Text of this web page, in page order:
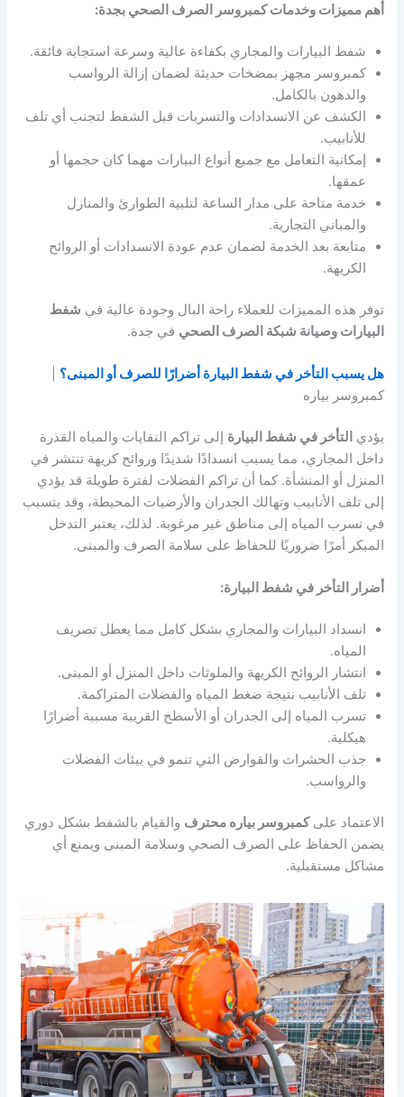
أهم مميزات وخدمات كمبروسر الصرف الصحي بجدة:
شفط البيارات والمجاري بكفاءة عالية وسرعة استجابة فائقة.
كمبروسر مجهز بمضخات حديثة لضمان إزالة الرواسب
والدهون بالكامل.
الكشف عن الانسدادات والتسربات قبل الشفط لتجنب أي تلف
للأنابيب.
إمكانية التعامل مع جميع أنواع البيارات مهما كان حجمها أو
عمقها.
خدمة متاحة على مدار الساعة لتلبية الطوارئ والمنازل
والمباني التجارية.
متابعة بعد الخدمة لضمان عدم عودة الانسدادات أو الروائح
الكريهة.
توفر هذه المميزات للعملاء راحة البال وجودة عالية في شفط
البيارات وصيانة شبكة الصرف الصحي في جدة.
هل يسبب التأخر في شفط البيارة أضرارًا للصرف أو المبنى؟
كمبروسر بياره
يؤدي التأخر في شفط البيارة إلى تراكم النفايات والمياه القذرة
داخل المجاري، مما يسبب انسدادًا شديدًا وروائح كريهة تنتشر في
المنزل أو المنشأة. كما أن تراكم الفضلات لفترة طويلة قد يؤدي
إلى تلف الأنابيب وتهالك الجدران والأرضيات المحيطة، وقد يتسبب
في تسرب المياه إلى مناطق غير مرغوبة. لذلك، يعتبر التدخل
المبكر أمرًا ضروريًا للحفاظ على سلامة الصرف والمبنى.
أضرار التأخر في شفط البيارة:
انسداد البيارات والمجاري بشكل كامل مما يعطل تصريف
المياه.
انتشار الروائح الكريهة والملوثات داخل المنزل أو المبنى.
تلف الأنابيب نتيجة ضغط المياه والفضلات المتراكمة.
تسرب المياه إلى الجدران أو الأسطح القريبة مسببة أضرارًا
هيكلية.
جذب الحشرات والقوارض التي تنمو في بيئات الفضلات
والرواسب.
الاعتماد علىكمبروسر بياره محترف والقيام بالشفط بشكل دوري
يضمن الحفاظ على الصرف الصحي وسلامة المبنى ويمنع أي
مشاكل مستقبلية.